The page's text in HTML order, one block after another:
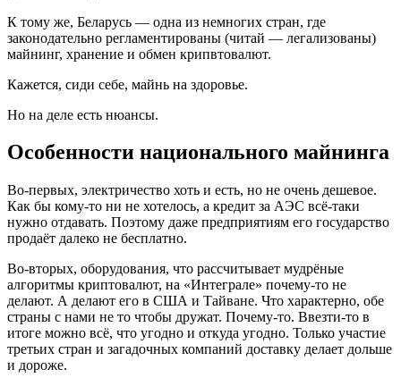
К тому же, Беларусь — одна из немногих стран, где
законодательно регламентированы (читай — легализованы)
майнинг, хранение и обмен крипвтовалют.
Кажется, сиди себе, майнь на здоровье.
Но на деле есть нюансы.
Особенности национального майнинга
Во-первых, электричество хоть и есть, но не очень дешевое.
Как бы кому-то ни не хотелось, а кредит за АЭС всё-таки
нужно отдавать. Поэтому даже предприятиям его государство
продаёт далеко не бесплатно.
Во-вторых, оборудования, что рассчитывает мудрёные
алгоритмы криптовалют, на «Интеграле» почему-то не
делают. А делают его в США и Тайване. Что характерно, обе
страны с нами не то чтобы дружат. Почему-то. Ввезти-то в
итоге можно всё, что угодно и откуда угодно. Только участие
третьих стран и загадочных компаний доставку делает дольше
и дороже.